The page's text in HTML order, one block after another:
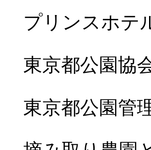
プリンスホテ
東京都公園協
東京都公園管